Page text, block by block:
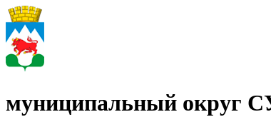
муниципальный округ